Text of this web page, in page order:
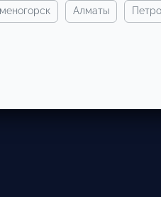
алматы